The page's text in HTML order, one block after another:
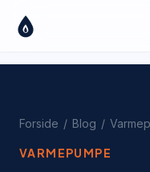
Forside / Blog /
VARMEPUMPE